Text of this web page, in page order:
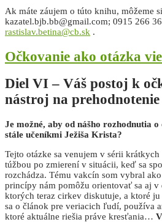
Ak máte záujem o túto knihu, môžeme
kazatel.bjb.bb@gmail.com; 0915 266
rastislav.betina@cb.sk .
Očkovanie ako otázka
Diel VI – Váš postoj k
nástroj na
Je možné, aby od nášho rozhodnutia
stále učeníkmi Ježiša Krista?
Tejto otázke sa venujem v sérii
túžbou po zmierení v situácii, keď sa
rozchádza. Tému vakcín som vybral
princípy nám pomôžu orientovať sa aj v
ktorých teraz cirkev diskutuje, a ktoré
sa o článok pre veriacich ľudí, používa
ktoré aktuálne riešia práve kresťania…